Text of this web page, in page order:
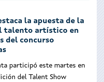
la apuesta de la
talento artístico en
del concurso
participó este martes en
del Talent Show